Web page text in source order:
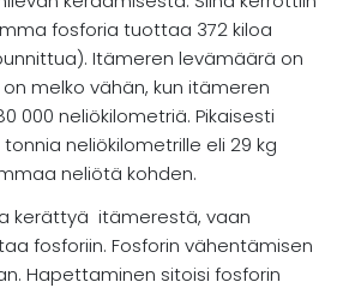
fosforia tuottaa 372 kiloa
Itämeren levämäärä on
melko vähän, kun itämeren
000 neliökilometriä. Pikaisesti
neliökilometrille eli 29 kg
neliötä kohden.
kerättyä itämerestä, vaan
fosforiin. Fosforin vähentämisen
Hapettaminen sitoisi fosforin